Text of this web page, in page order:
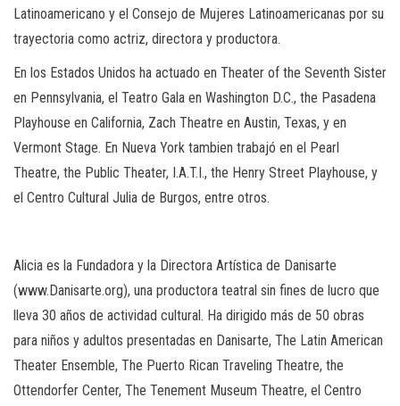
Latinoamericano y el Consejo de Mujeres Latinoamericanas por su
trayectoria como actriz, directora y productora.
En los Estados Unidos ha actuado en Theater of the Seventh Sister
en Pennsylvania, el Teatro Gala en Washington D.C., the Pasadena
Playhouse en California, Zach Theatre en Austin, Texas, y en
Vermont Stage. En Nueva York tambien trabajó en el Pearl
Theatre, the Public Theater, I.A.T.I., the Henry Street Playhouse, y
el Centro Cultural Julia de Burgos, entre otros.
Alicia es la Fundadora y la Directora Artística de Danisarte
(www.Danisarte.org), una productora teatral sin fines de lucro que
lleva 30 años de actividad cultural. Ha dirigido más de 50 obras
para niños y adultos presentadas en Danisarte, The Latin American
Theater Ensemble, The Puerto Rican Traveling Theatre, the
Ottendorfer Center, The Tenement Museum Theatre, el Centro